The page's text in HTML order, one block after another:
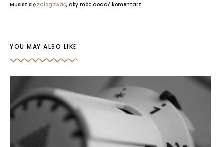
Musisz się zalogować, aby móc dodać komentarz.
YOU MAY ALSO LIKE